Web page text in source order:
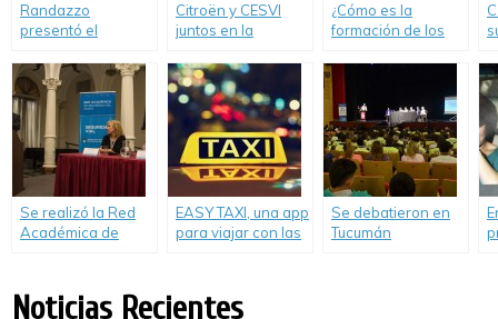
Randazzo
presentó el
Seguridad Vial
“Verano 2015”
Citroën y CESVI
juntos en la
mejorar la
Educación Vial.
¿Cómo es la
formación de los
afecta a su
Se realizó la Red
Académica de
EASY TAXI, una app
para viajar con las
Se debatieron en
Tucumán
Noticias Recientes